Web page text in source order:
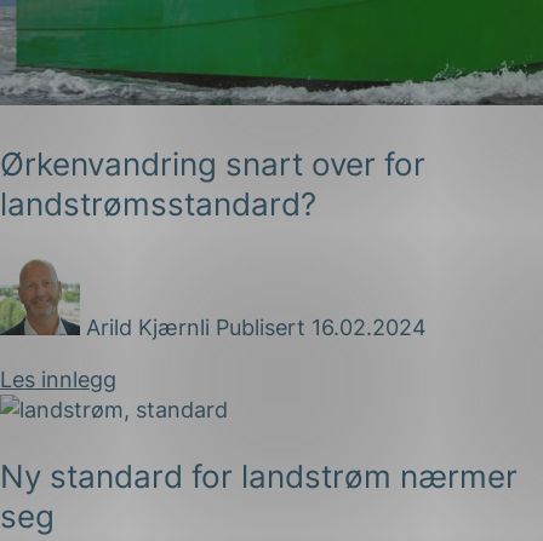
Ørkenvandring snart over for
landstrømsstandard?
Arild Kjærnli Publisert 16.02.2024
Les innlegg
Ny standard for landstrøm nærmer
seg